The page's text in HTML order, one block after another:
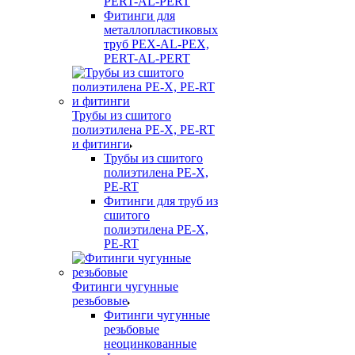
Фитинги для
металлопластиковых
труб PEX-AL-PEX,
PERT-AL-PERT
Трубы из сшитого
полиэтилена PE-X, PE-RT
и фитинги
Трубы из сшитого
полиэтилена PE-X,
PE-RT
Фитинги для труб из
сшитого
полиэтилена PE-X,
PE-RT
Фитинги чугунные
резьбовые
Фитинги чугунные
резьбовые
неоцинкованные